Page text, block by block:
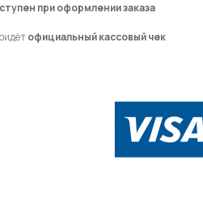
при оформлении заказа
официальный кассовый чек